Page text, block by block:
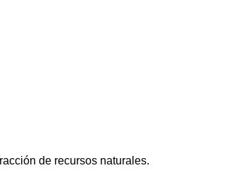
de recursos naturales.